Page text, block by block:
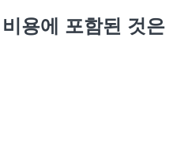
용에 포함된 것은